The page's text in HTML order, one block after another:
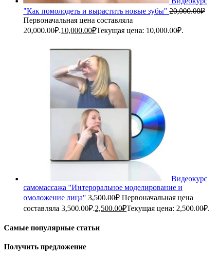
"Как помолодеть и вырастить новые зубы" 20,000.00₽
Первоначальная цена составляла
20,000.00₽.10,000.00₽Текущая цена: 10,000.00₽.
Видеокурс
самомассажа "Интероральное моделирование и
омоложение лица" 3,500.00₽ Первоначальная цена
составляла 3,500.00₽.2,500.00₽Текущая цена: 2,500.00₽.
Самые популярные статьи
Получить предложение